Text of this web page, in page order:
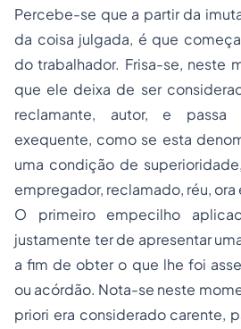
Percebe-se que a partir da
da coisa julgada, é que
do trabalhador. Frisa-se, neste
que ele deixa de ser
reclamante, autor, e passa
exequente, como se esta
uma condição de
empregador, reclamado, réu,
O primeiro empecilho
justamente ter de apresentar
a fim de obter o que lhe foi
ou acórdão. Nota-se neste
priori era considerado carente,